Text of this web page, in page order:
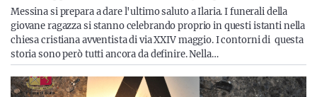
Messina si prepara a dare l'ultimo saluto a Ilaria. I funerali della
giovane ragazza si stanno celebrando proprio in questi istanti nella
chiesa cristiana avventista di via XXIV maggio. I contorni di questa
storia sono però tutti ancora da definire. Nella…